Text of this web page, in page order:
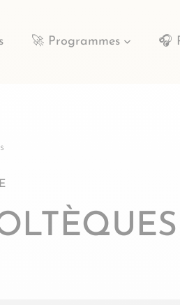
🚀 Programmes 🎧